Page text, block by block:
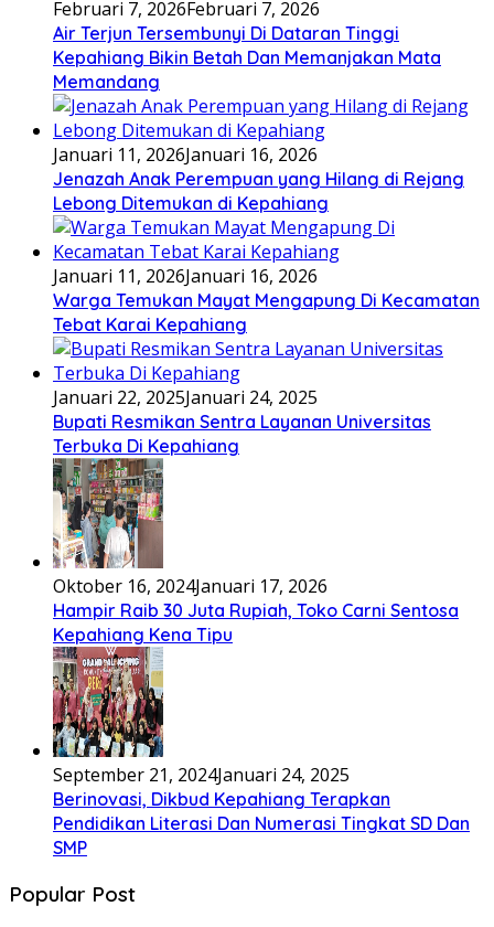
Februari 7, 2026Februari 7, 2026
Air Terjun Tersembunyi Di Dataran Tinggi
Kepahiang Bikin Betah Dan Memanjakan Mata
Memandang
Januari 11, 2026Januari 16, 2026
Jenazah Anak Perempuan yang Hilang di Rejang
Lebong Ditemukan di Kepahiang
Januari 11, 2026Januari 16, 2026
Warga Temukan Mayat Mengapung Di Kecamatan
Tebat Karai Kepahiang
Januari 22, 2025Januari 24, 2025
Bupati Resmikan Sentra Layanan Universitas
Terbuka Di Kepahiang
Oktober 16, 2024Januari 17, 2026
Hampir Raib 30 Juta Rupiah, Toko Carni Sentosa
Kepahiang Kena Tipu
September 21, 2024Januari 24, 2025
Berinovasi, Dikbud Kepahiang Terapkan
Pendidikan Literasi Dan Numerasi Tingkat SD Dan
SMP
Popular Post